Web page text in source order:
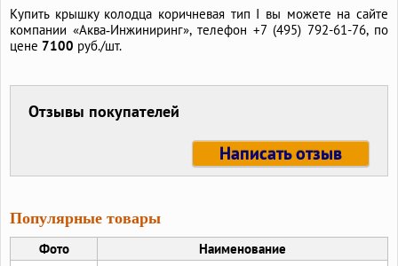
Купить крышку колодца коричневая тип I вы можете на сайте
компании «Аква‑Инжиниринг», телефон +7 (495) 792-61-76, по
цене 7100 руб./шт.
Отзывы покупателей
Написать отзыв
Популярные товары
Фото Наименование